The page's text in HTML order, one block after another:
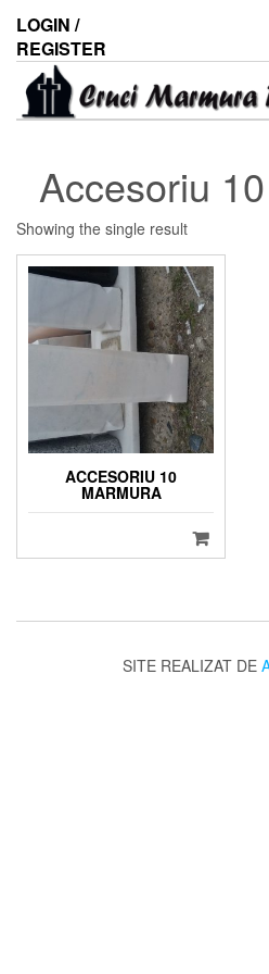
LOGIN /
REGISTER
Accesoriu
Showing the single result
ACCESORIU 10
MARMURA
SITE REALIZAT DE